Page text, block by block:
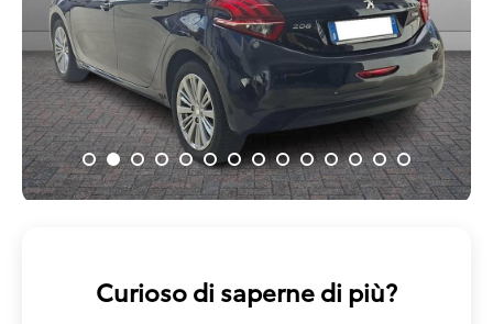
Curioso di saperne di più?